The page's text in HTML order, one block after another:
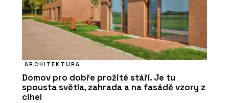
ARCHITEKTURA
Domov pro dobře prožité stáří. Je tu
spousta světla, zahrada a na fasádě vzory z
cihel